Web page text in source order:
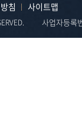
침 사이트맵
사업자등록